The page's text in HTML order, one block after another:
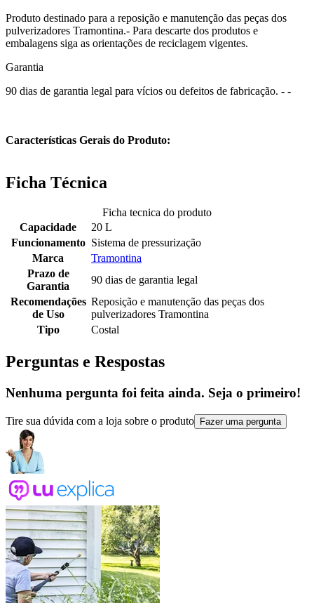
Produto destinado para a reposição e manutenção das peças dos
pulverizadores Tramontina.- Para descarte dos produtos e
embalagens siga as orientações de reciclagem vigentes.
Garantia
90 dias de garantia legal para vícios ou defeitos de fabricação. - -
Características Gerais do Produto:
Ficha Técnica
Ficha tecnica do produto
Capacidade
20 L
Funcionamento Sistema de pressurização
Marca
Tramontina
Prazo de
Garantia
90 dias de garantia legal
Recomendações
de Uso
Reposição e manutenção das peças dos
pulverizadores Tramontina
Tipo
Costal
Perguntas e Respostas
Nenhuma pergunta foi feita ainda. Seja o primeiro!
Tire sua dúvida com a loja sobre o produto Fazer uma pergunta